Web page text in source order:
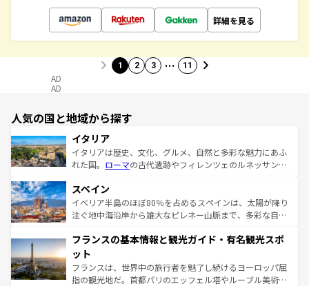
詳細を見る
1 2 3 … 11
AD
AD
人気の国と地域から探す
イタリア
イタリアは歴史、文化、グルメ、自然と多彩な魅力にあふ
れた国。 ローマの古代遺跡やフィレンツェのルネッサンス
ろん、トスカーナの美しい田園風景やアマルフィ海岸の絶
景など、自然景観も見逃せない。観光の合間には、本場の
ピザやパスタなど、絶品のイタリア料理を堪能することも
ませてくれるイタリアで、忘れられない旅をしてみよう！
なお、新着のイタリア情報は
しい。
スペイン
イベリア半島のほぼ80％を占めるスペインは、太陽が降り
注ぐ地中海沿岸から雄大なピレネー山脈まで、多彩な自然
文化が根付くこの国では、情熱的なフラメンコ、熱気あふ
れる闘牛、そして美味しいタパスが生活の一部となってい
る。首都マドリードの洗練された雰囲気や、バルセロナの
アートに溢れた街角から、地方では古代ローマ遺跡や中世
フランスの基本情報と観光ガイド・有名観光スポ
ット
フランスは、世界中の旅行者を魅了し続けるヨーロッパ屈
指の観光地だ。首都パリのエッフェル塔やルーブル美術館